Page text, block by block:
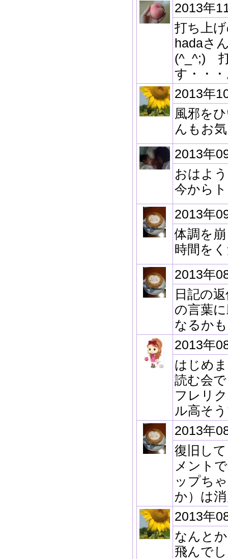
2013年
打ち上
hadaさ
(^_^;)
す・・
2013年
風邪を
んもお
2013年
おはよ
今から
2013年
体調を
時間を
2013年
日記の
の言葉
なるか
2013年
はじめ
読む会
フレリ
ル高そ
2013年
復旧し
メント
ップち
か）は
2013年
なんと
飛んで